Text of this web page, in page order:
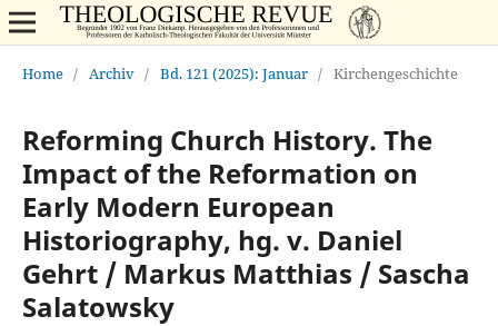
Home / Archiv / Bd. 121 (2025): Januar / Kirchengeschichte
Reforming Church History. The
Impact of the Reformation on
Early Modern European
Historiography, hg. v. Daniel
Gehrt / Markus Matthias / Sascha
Salatowsky